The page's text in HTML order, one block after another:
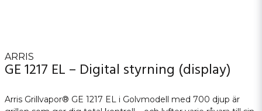
ARRIS
GE 1217 EL – Digital styrning (display)
Arris Grillvapor® GE 1217 EL i Golvmodell med 700 djup är